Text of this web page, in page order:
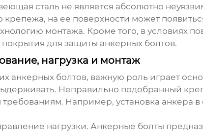
сталь не является абсолютно
крепежа, на ее поверхности может
монтажа. Кроме того, в условиях
для защиты анкерных болтов.
нагрузка и монтаж
анкерных болтов, важную роль играет
Неправильно подобранный
требованиям. Например, установка
нагрузки. Анкерные болты